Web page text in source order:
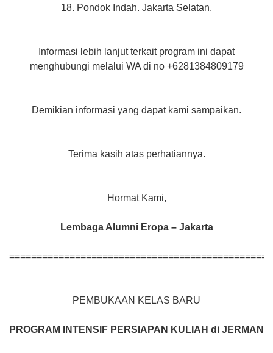
18. Pondok Indah. Jakarta Selatan.
Informasi lebih lanjut terkait program ini dapat
menghubungi melalui WA di no +6281384809179
Demikian informasi yang dapat kami sampaikan.
Terima kasih atas perhatiannya.
Hormat Kami,
Lembaga Alumni Eropa – Jakarta
PEMBUKAAN KELAS BARU
PROGRAM INTENSIF PERSIAPAN KULIAH di JERMAN